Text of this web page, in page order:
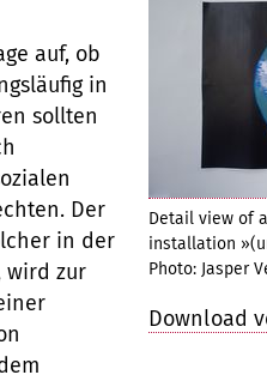
Detail view of
installation
Photo: Jasper
Download
auf, ob
in
sollten
Der
in der
wird zur